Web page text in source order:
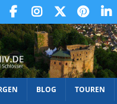
BLOG TOUREN